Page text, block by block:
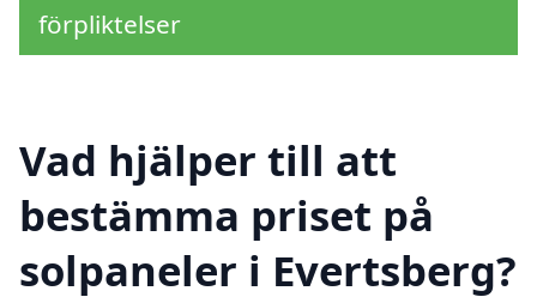
förpliktelser
Vad hjälper till att
bestämma priset på
solpaneler i Evertsberg?